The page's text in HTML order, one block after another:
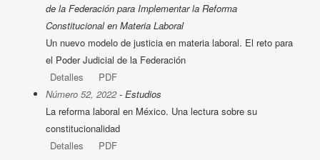
de la Federación para Implementar la Reforma
Constitucional en Materia Laboral
Un nuevo modelo de justicia en materia laboral. El reto para
el Poder Judicial de la Federación
Detalles
PDF
Número 52, 2022- Estudios
La reforma laboral en México. Una lectura sobre su
constitucionalidad
Detalles
PDF